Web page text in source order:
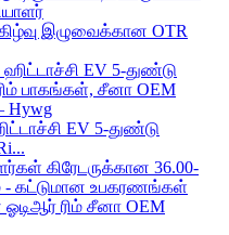
இழுவைக்கான OTR
EV 5-துண்டு